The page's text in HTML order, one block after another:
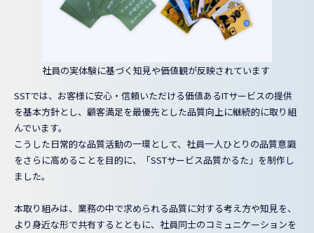
社員の実体験に基づく知見や価値観が反映されています
SSTでは、お客様に安心・信頼いただける価値あるITサービスの提供
を基本方針とし、顧客満足を最優先とした品質向上に継続的に取り組
んでいます。
こうした日常的な品質活動の一環として、社員一人ひとりの品質意識
をさらに高めることを目的に、「SSTサービス品質かるた」を制作し
ました。
本取り組みは、業務の中で求められる品質に対する考え方や知見を、
より身近な形で共有するとともに、社員同士のコミュニケーションを